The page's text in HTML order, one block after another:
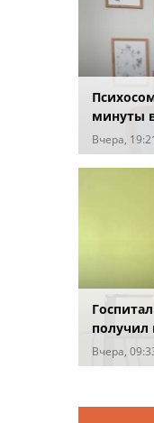
минуты
Вчера, 19:21
получил
Вчера,